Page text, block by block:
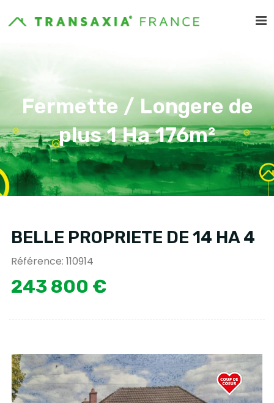
Fermette / Longere de
plus 1 Ha 176m²
BELLE PROPRIETE DE 14 HA 4
Référence: 110914
243 800 €